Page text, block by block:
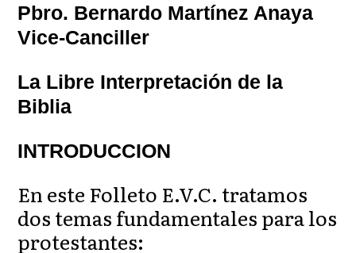
Pbro. Bernardo Martínez Anaya
Vice-Canciller
La Libre Interpretación de la
Biblia
INTRODUCCION
En este Folleto E.V.C. tratamos
dos temas fundamentales para los
protestantes: